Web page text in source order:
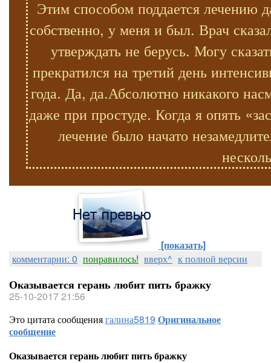
Этим способом поддается лечению
собственно, у меня и был. Врач
утверждать не берусь. Могу
прекратился на третий день
года. Да, да.Абсолютно никакого
даже при простуде. Когда я опять
лечение было начато
[показать]
комментарии: 0 понравилось! вверх^ к полной версии
Оказывается герань любит пить бражку
25-10-2017 21:56
Это цитата сообщениягалина5819 Оригинальное
сообщение
Оказывается герань любит пить бражку